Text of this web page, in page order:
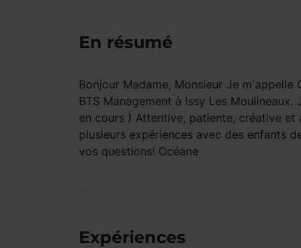
En résumé
Bonjour Madame, Monsieur Je m'appelle
BTS Management à Issy Les
en cours ) Attentive, patiente, créative et
plusieurs expériences avec des enfants
vos questions! Océane
Expériences